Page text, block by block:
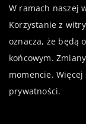
W ramach naszej
Korzystanie z
oznacza, że będą
końcowym.
momencie.
prywatności.